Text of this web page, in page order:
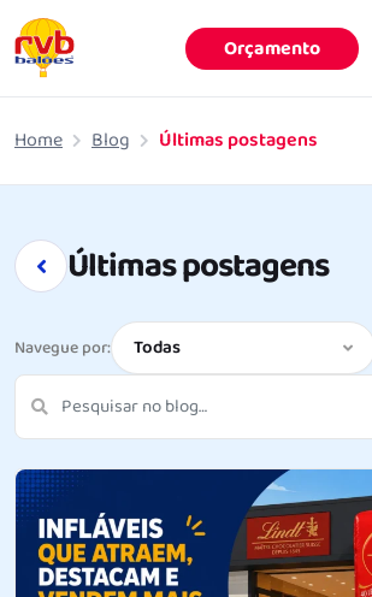
Orçamento
Home Blog Últimas postagens
Últimas postagens
Navegue por: Todas
Pesquisar